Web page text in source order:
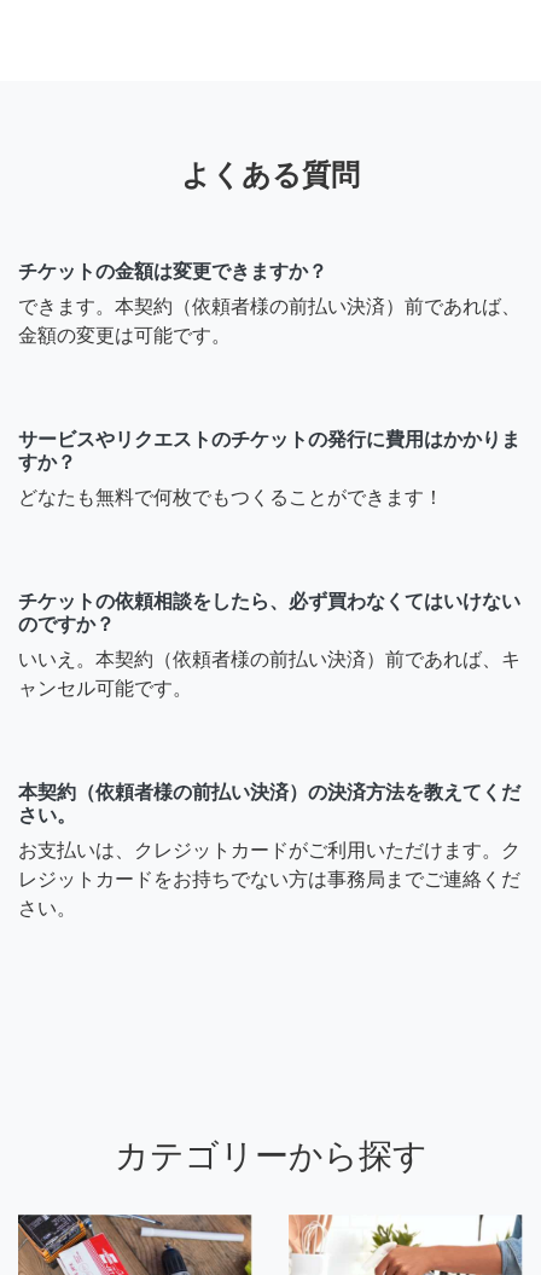
よくある質問
チケットの金額は変更できますか？
できます。本契約（依頼者様の前払い決済）前であれば、
金額の変更は可能です。
サービスやリクエストのチケットの発行に費用はかかりま
すか？
どなたも無料で何枚でもつくることができます！
チケットの依頼相談をしたら、必ず買わなくてはいけない
のですか？
いいえ。本契約（依頼者様の前払い決済）前であれば、キ
ャンセル可能です。
本契約（依頼者様の前払い決済）の決済方法を教えてくだ
さい。
お支払いは、クレジットカードがご利用いただけます。ク
レジットカードをお持ちでない方は事務局までご連絡くだ
さい。
カテゴリーから探す